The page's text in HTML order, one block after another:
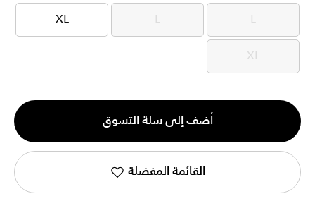
L
L
L
L
XL
XL
XL
XL
الكمية
1
أضف إلى سلة التسوق
القائمة المفضلة